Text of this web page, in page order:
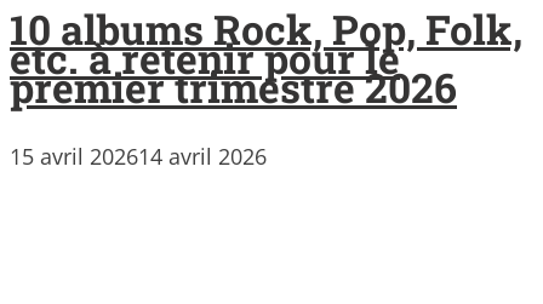
10 albums Rock, Pop, Folk,
etc. à retenir pour le
premier trimestre 2026
15 avril 202614 avril 2026